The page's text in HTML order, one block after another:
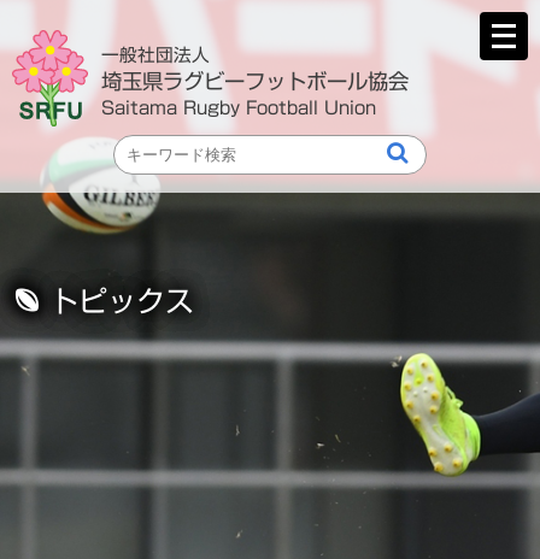
一般社団法人
埼玉県ラグビーフットボール協会
Saitama Rugby Football Union
メ
ニ
ュ
く
トピックス